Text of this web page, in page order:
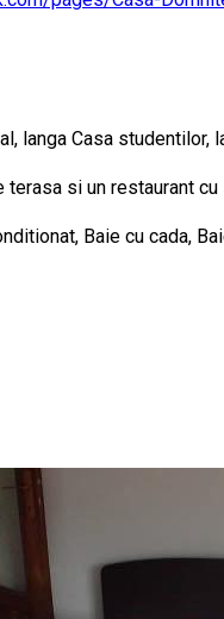
langa Casa
terasa si un restaurant
Baie cu cada,